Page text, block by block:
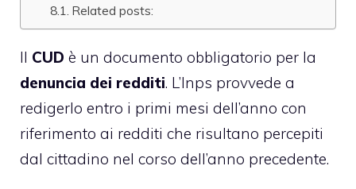
Related posts:
Il CUD è un documento obbligatorio per la
denuncia dei redditi. L’Inps provvede a
redigerlo entro i primi mesi dell’anno con
riferimento ai redditi che risultano percepiti
dal cittadino nel corso dell’anno precedente.